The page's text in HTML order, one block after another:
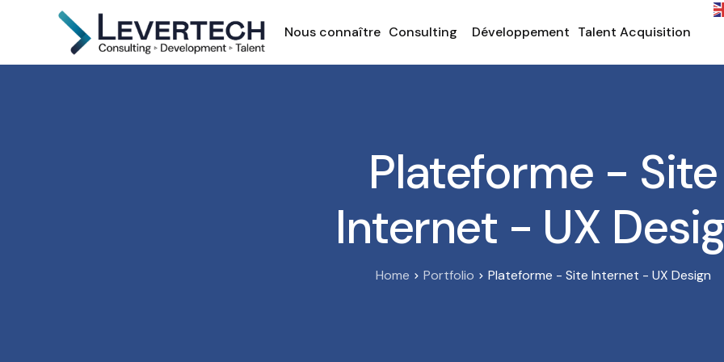
Nous connaître Consulting Développement Talent Acquisition
Plateforme - Site
Internet - UX
Home Portfolio Plateforme - Site Internet - UX Design